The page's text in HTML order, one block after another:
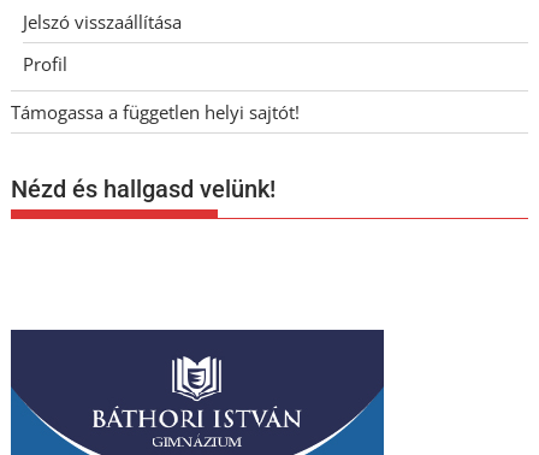
Jelszó visszaállítása
Profil
Támogassa a független helyi sajtót!
Nézd és hallgasd velünk!